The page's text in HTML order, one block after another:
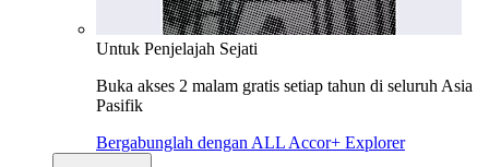
Untuk Penjelajah Sejati
Buka akses 2 malam gratis setiap tahun di seluruh Asia
Pasifik
Bergabunglah dengan ALL Accor+ Explorer